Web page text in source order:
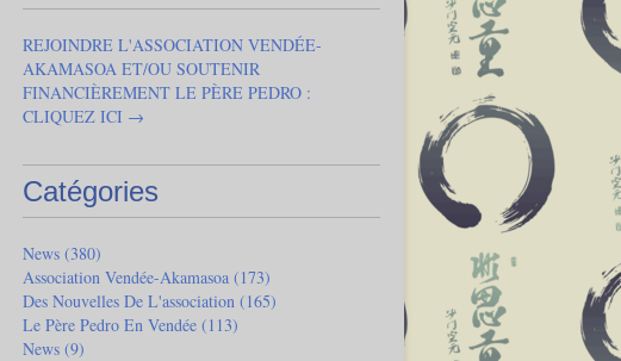
REJOINDRE L'ASSOCIATION VENDÉE-
AKAMASOA ET/OU SOUTENIR
FINANCIÈREMENT LE PÈRE PEDRO :
CLIQUEZ ICI →
Catégories
News (380)
Association Vendée-Akamasoa (173)
Des Nouvelles De L'association (165)
Le Père Pedro En Vendée (113)
News (9)